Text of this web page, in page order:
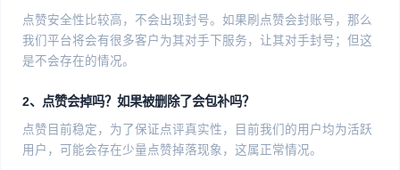
点赞安全性比较高，不会出现封号。如果刷点赞会封账号，那么
我们平台将会有很多客户为其对手下服务，让其对手封号；但这
是不会存在的情况。
2、点赞会掉吗？如果被删除了会包补吗？
点赞目前稳定，为了保证点评真实性，目前我们的用户均为活跃
用户，可能会存在少量点赞掉落现象，这属正常情况。